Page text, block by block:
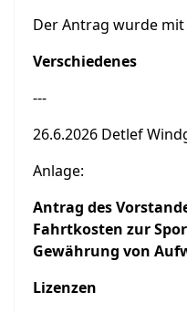
Der Antrag wurde
Verschiedenes
---
26.6.2026 Detlef
Anlage:
Antrag des
Fahrtkosten zur
Gewährung von
Lizenzen